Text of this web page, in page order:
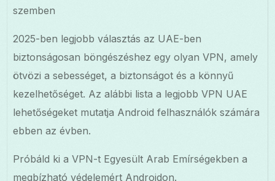
szemben
2025-ben legjobb választás az UAE-ben
biztonságosan böngészéshez egy olyan VPN, amely
ötvözi a sebességet, a biztonságot és a könnyű
kezelhetőséget. Az alábbi lista a legjobb VPN UAE
lehetőségeket mutatja Android felhasználók számára
ebben az évben.
Próbáld ki a VPN-t Egyesült Arab Emírségekben a
megbízható védelemért Androidon.